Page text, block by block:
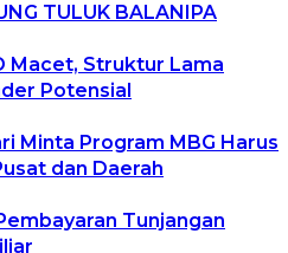
TULUK BALANIPA
Macet, Struktur Lama
Potensial
Minta Program MBG Harus
dan Daerah
Tunjangan